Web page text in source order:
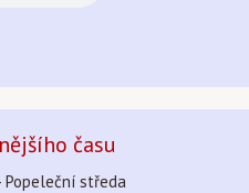
času
Popeleční středa